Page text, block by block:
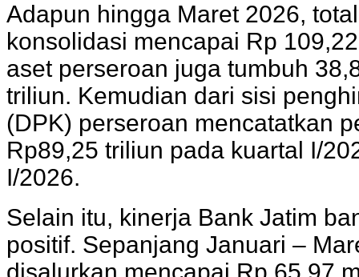
Adapun hingga Maret 2026,
konsolidasi mencapai Rp
aset perseroan juga tumbuh
triliun. Kemudian dari sisi
(DPK) perseroan mencatatkan
Rp89,25 triliun pada kuartal I/
I/2026.
Selain itu, kinerja Bank Jatim
positif. Sepanjang Januari –